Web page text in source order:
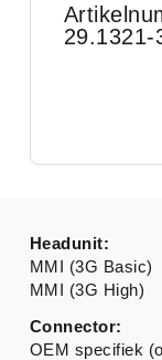
29.1321-
Headunit:
MMI (3G Basic)
MMI (3G High)
Connector:
OEM specifiek